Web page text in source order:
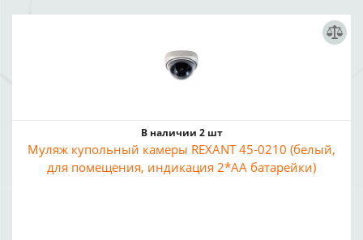
В наличии 2 шт
Муляж купольный камеры REXANT 45-0210 (белый,
для помещения, индикация 2*AA батарейки)